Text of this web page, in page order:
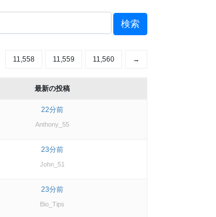
11,558 11,559 11,560 →
最新の投稿
22分前
Anthony_55
23分前
John_51
23分前
Bio_Tips